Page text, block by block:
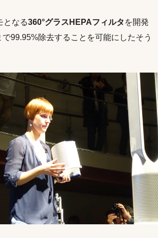
となる360°グラスHEPAフィルタ を開発
99.95%除去することを可能にしたそう